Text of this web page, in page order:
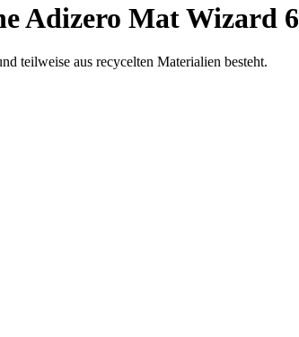
Adizero Mat Wizard 6
teilweise aus recycelten Materialien besteht.